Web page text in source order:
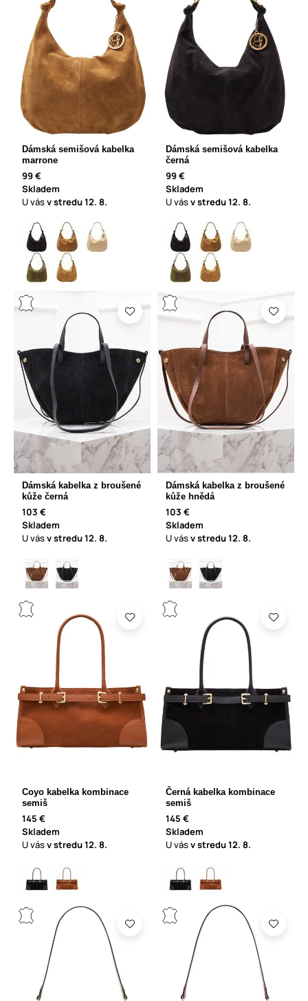
Dámská semišová kabelka
marrone
99 €
Skladem
U vásv stredu12. 8.
Dámská semišová kabelka
černá
99 €
Skladem
U vásv stredu12. 8.
Dámská kabelka z broušené
kůže černá
103 €
Skladem
U vásv stredu12. 8.
Dámská kabelka z broušené
kůže hnědá
103 €
Skladem
U vásv stredu12. 8.
Coyo kabelka kombinace
semiš
145 €
Skladem
U vásv stredu12. 8.
Černá kabelka kombinace
semiš
145 €
Skladem
U vásv stredu12. 8.